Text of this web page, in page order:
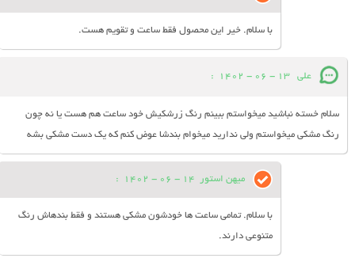
با سلام. خیر این محصول فقط ساعت و تقویم هست.
علی 13 - 06 - 1402
:
سلام خسته نباشید میخواستم ببینم رنگ زرشکیش خود ساعت هم هست یا نه چون
رنگ مشکی میخواستم ولی ندارید میخوام بندشا عوض کنم که یک دست مشکی بشه
میهن استور 14 - 06 - 1402
:
با سلام. تمامی ساعت ها خودشون مشکی هستند و فقط بندهاش رنگ
متنوعی دارند.